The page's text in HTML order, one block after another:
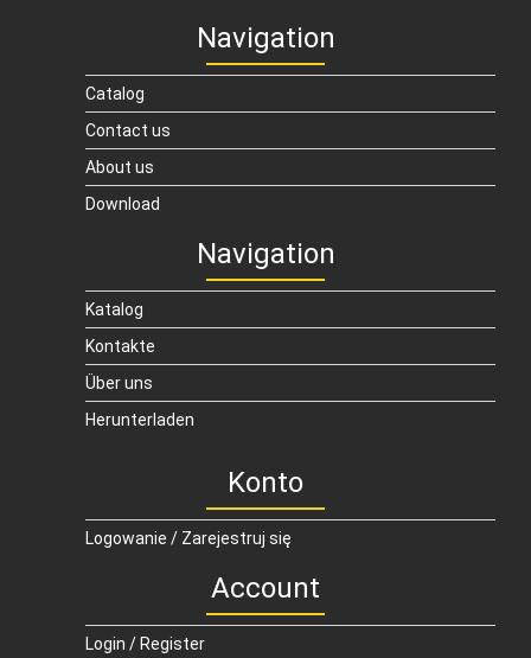
Navigation
Catalog
Contact us
About us
Download
Navigation
Katalog
Kontakte
Über uns
Herunterladen
Konto
Logowanie / Zarejestruj się
Account
Login / Register